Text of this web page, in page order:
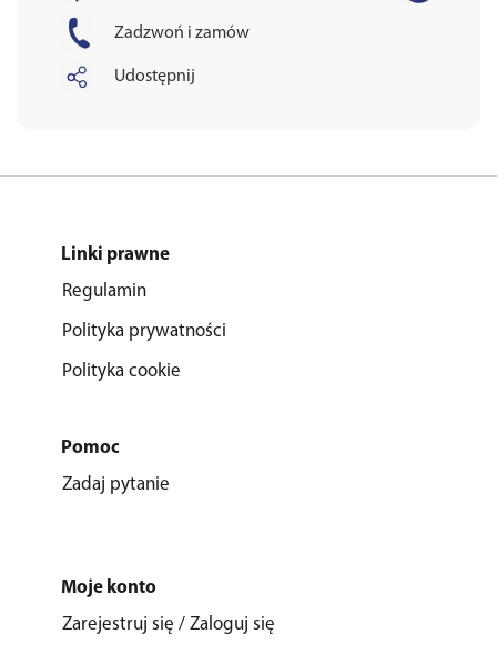
Zadzwoń i zamów
Udostępnij
Linki prawne
Regulamin
Polityka prywatności
Polityka cookie
Pomoc
Zadaj pytanie
Moje konto
Zarejestruj się / Zaloguj się